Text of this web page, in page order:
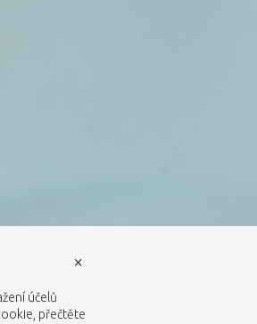
účelů
přečtěte
×